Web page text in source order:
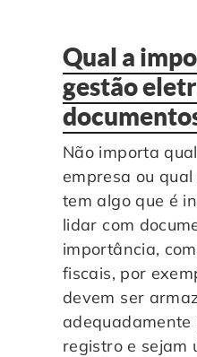
Qual a
gestão
Não importa
empresa ou
tem algo que é
lidar com
importância,
fiscais, por
devem ser
registro e sejam